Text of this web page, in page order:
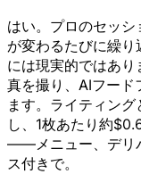
はい。プロのセッ
が変わるたびに繰
には現実的ではあ
真を撮り、AIフード
ます。ライティン
し、1枚あたり約
——メニュー、デリ
ス付きで。